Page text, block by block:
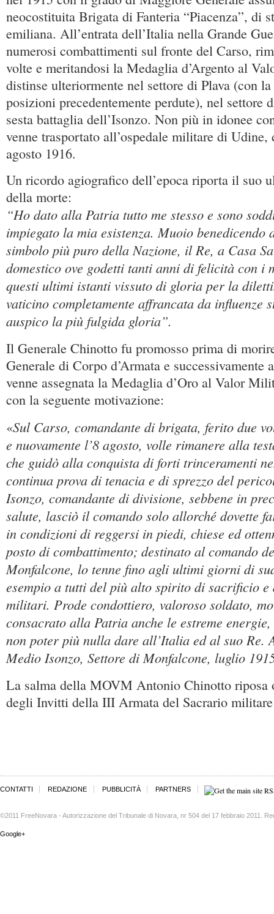
neocostituita Brigata di Fanteria “Piacenza”, di
emiliana. All’entrata dell’Italia nella Grande
numerosi combattimenti sul fronte del Carso,
volte e meritandosi la Medaglia d’Argento al
distinse ulteriormente nel settore di Plava (con
posizioni precedentemente perdute), nel settore
sesta battaglia dell’Isonzo. Non più in idonee
venne trasportato all’ospedale militare di
agosto 1916.
Un ricordo agiografico dell’epoca riporta il suo
della morte:
“Ho dato alla Patria tutto me stesso e sono
impiegato la mia esistenza. Muoio
simbolo più puro della Nazione, il Re, a Casa
domestico ove godetti tanti anni di felicità con i
questi ultimi istanti vissuto di gloria per la
vaticino completamente affrancata da influenze
auspico la più fulgida gloria”.
Il Generale Chinotto fu promosso prima di
Generale di Corpo d’Armata e successivamente
venne assegnata la Medaglia d’Oro al Valor
con la seguente motivazione:
«Sul Carso, comandante di brigata, ferito due
e nuovamente l’8 agosto, volle rimanere alla
che guidò alla conquista di forti trinceramenti
continua prova di tenacia e di sprezzo del
Isonzo, comandante di divisione, sebbene in
salute, lasciò il comando solo allorché dovette
in condizioni di reggersi in piedi, chiese ed
posto di combattimento; destinato al comando
Monfalcone, lo tenne fino agli ultimi giorni di
esempio a tutti del più alto spirito di sacrificio
militari. Prode condottiero, valoroso soldato,
consacrato alla Patria anche le estreme
non poter più nulla dare all’Italia ed al suo Re.
Medio Isonzo, Settore di Monfalcone, luglio
La salma della MOVM Antonio Chinotto riposa
degli Invitti della III Armata del Sacrario
CONTATTI REDAZIONE PUBBLICITÀ PARTNERS
©2011 FreeNovara - Autorizzazione del Tribunale di Novara, nr 504 del 17 febbraio 2011.
Google+